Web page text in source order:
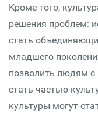
Кроме того,
решения проблем:
стать
младшего
позволить людям с
стать частью
культуры могут